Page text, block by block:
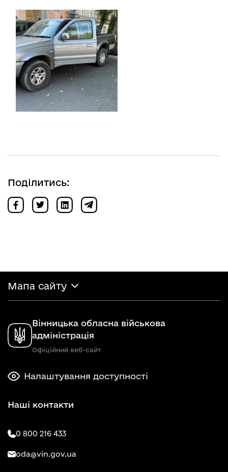
Поділитись:
Мапа сайту
Вінницька обласна військова
адміністрація
Офіційний веб-сайт
Налаштування доступності
Наші контакти
0 800 216 433
oda@vin.gov.ua